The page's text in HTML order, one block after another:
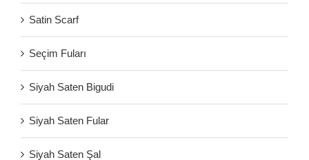
Satin Scarf
Seçim Fuları
Siyah Saten Bigudi
Siyah Saten Fular
Siyah Saten Şal